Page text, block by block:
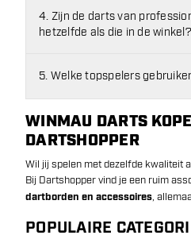
4. Zijn de darts van
hetzelfde als die in de winkel?
5. Welke topspelers
WINMAU DARTS
DARTSHOPPER
Wil jij spelen met dezelfde kwaliteit
Bij Dartshopper vind je een ruim
dartborden en accessoires,
POPULAIRE